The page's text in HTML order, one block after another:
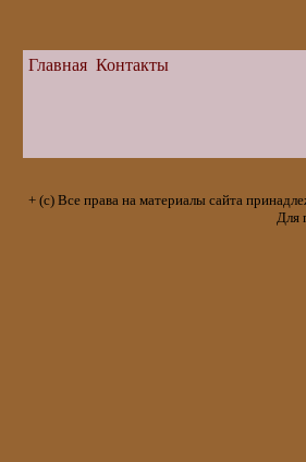
Главная Контакты
+ (с) Все права на материалы сайта
Для